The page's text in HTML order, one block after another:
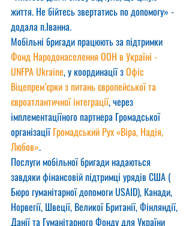
життя. Не бійтесь звертатись по допомогу» -
додала п.Іванна.
Мобільні бригади працюють за підтримки
Фонд Народонаселення ООН в Україні -
UNFPA Ukraine, у координації з Офіс
Віцепрем’єрки з питань європейської та
євроатлантичної інтеграції, через
імплементаціїного партнера Громадської
організації Громадський Рух «Віра, Надія,
Любов».
Послуги мобільної бригади надаються
завдяки фінансовій підтримці урядів США (
Бюро гуманітарної допомоги USAID), Канади,
Норвегії, Швеції, Великої Британії, Фінляндії,
Данії та Гуманітарного Фонду для України